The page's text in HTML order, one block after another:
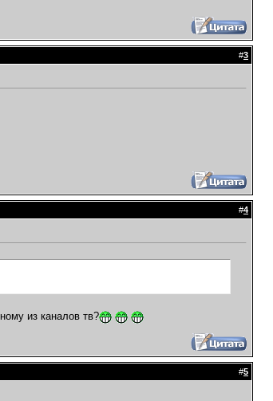
#3
#4
из каналов тв?
#5